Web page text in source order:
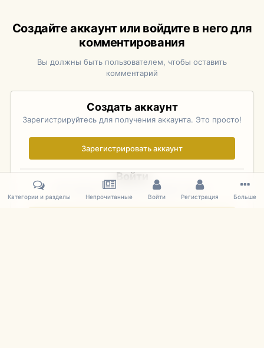
Создайте аккаунт или войдите в него для
комментирования
Вы должны быть пользователем, чтобы оставить
комментарий
Создать аккаунт
Зарегистрируйтесь для получения аккаунта. Это просто!
Зарегистрировать аккаунт
Войти
Уже зарегистрированы? Войдите здесь.
Категории и разделы Непрочитанные Войти Регистрация Больше